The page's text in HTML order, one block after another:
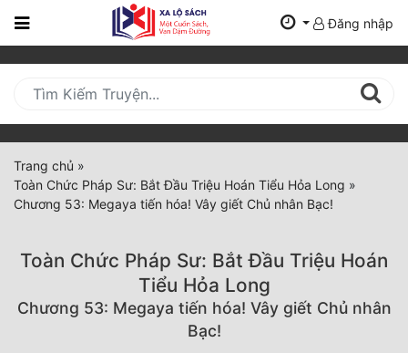
Trang
Mới
Cập
Nhật
(current)
BXH
Đăng nhập
Trang chủ »
Toàn Chức Pháp Sư: Bắt Đầu Triệu Hoán Tiểu Hỏa Long »
Chương 53: Megaya tiến hóa! Vây giết Chủ nhân Bạc!
Toàn Chức Pháp Sư: Bắt Đầu Triệu Hoán
Tiểu Hỏa Long
Chương 53: Megaya tiến hóa! Vây giết Chủ nhân
Bạc!